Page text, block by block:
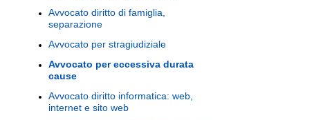
Avvocato diritto di famiglia,
separazione
Avvocato per stragiudiziale
Avvocato per eccessiva durata
cause
Avvocato diritto informatica: web,
internet e sito web